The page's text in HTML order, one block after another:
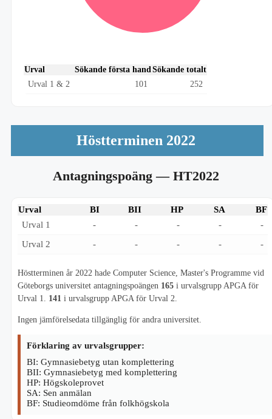
Urval Sökande första hand Sökande totalt
Urval 1 & 2
101 252
Höstterminen 2022
Antagningspoäng— HT2022
Urval BI BII HP SA
BF
Urval 1
- - - -
-
Urval 2
- - - - -
Höstterminen år 2022 hade Computer Science, Master's Programme vid
Göteborgs universitet antagningspoängen 165 i urvalsgrupp APGA för
Urval 1. 141 i urvalsgrupp APGA för Urval 2.
Ingen jämförelsedata tillgänglig för andra universitet.
Förklaring av urvalsgrupper:
BI: Gymnasiebetyg utan komplettering
BII: Gymnasiebetyg med komplettering
HP: Högskoleprovet
SA: Sen anmälan
BF: Studieomdöme från folkhögskola